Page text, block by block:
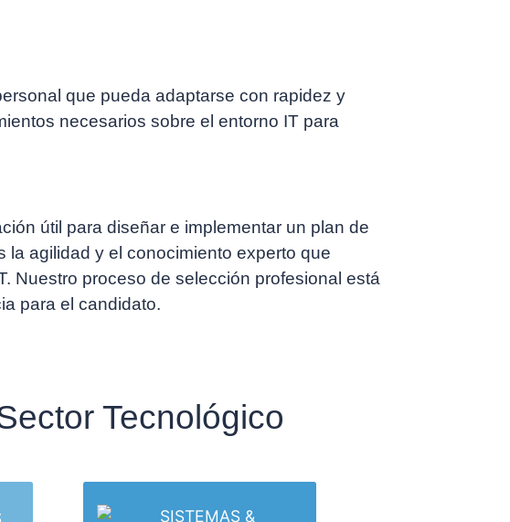
que pueda adaptarse con rapidez y
necesarios sobre el entorno IT para
útil para diseñar e implementar un plan de
agilidad y el conocimiento experto que
Nuestro proceso de selección profesional está
para el candidato.
Tecnológico